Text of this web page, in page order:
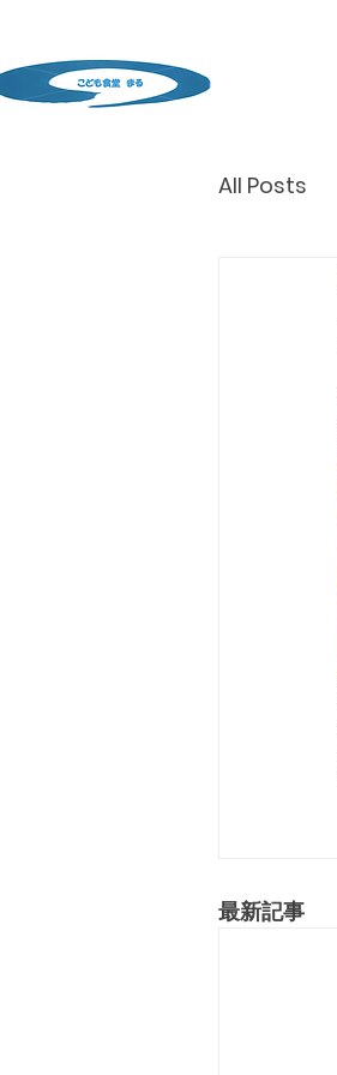
All Posts
最新記事